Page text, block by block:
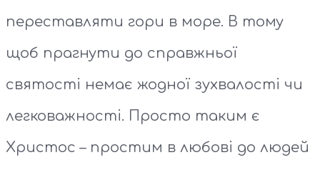
переставляти гори в море. В тому
щоб прагнути до справжньої
святості немає жодної зухвалості чи
легковажності. Просто таким є
Христос – простим в любові до людей